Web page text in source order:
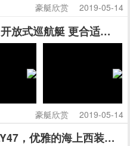
豪艇欣赏 2019-05-14
放式巡航艇 更合适家庭
豪艇欣赏 2019-05-14
，优雅的海上西装暴徒